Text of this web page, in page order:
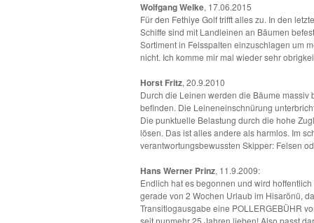
Wolfgang Welke, 17.06.2015
Für den Fethiye Golf trifft alles zu. In den
Schiffe sind mit Landleinen an Bäumen
Sortiment in Felsspalten einzuschlagen um
nicht. Ich komme mir mal wieder sehr
Horst Fritz, 20.9.2010
Durch die Leinen werden die Bäume
befinden. Die Leineneinschnürung
Die punktuelle Belastung durch die hohe
lösen. Das ist alles andere als harmlos. Im
verantwortungsbewussten Skipper: Felsen
Hans Werner Prinz, 11.9.2009:
Endlich hat es begonnen und wird
gerade von 2 Wochen Urlaub im Hisarönü,
Transitlogausgabe eine POLLERGEBÜHR
seit nunmehr 25 Jahren lieben! Also passt